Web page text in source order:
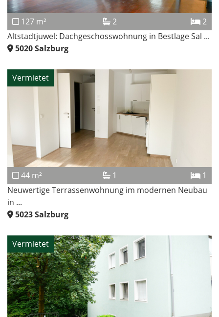
127 m² 2
2
Altstadtjuwel: Dachgeschosswohnung in Bestlage Sal ...
5020Salzburg
Vermietet
44 m² 1
1
Neuwertige Terrassenwohnung im modernen Neubau
in ...
5023Salzburg
Vermietet